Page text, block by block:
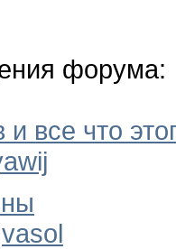
форума:
все что
vasol